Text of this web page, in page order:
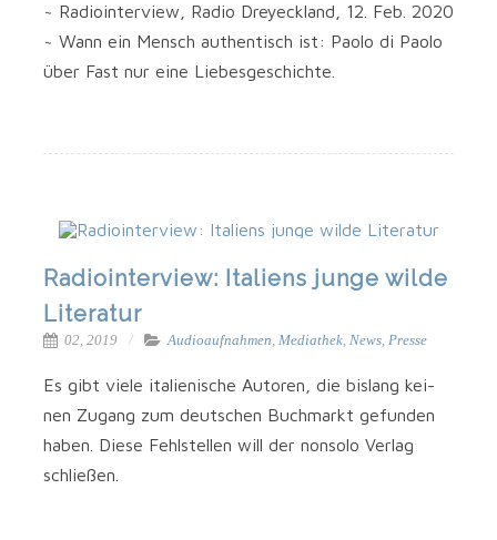
~ Radio­in­ter­view, Radio Dreyeck­land, 12. Feb. 2020
~ Wann ein Mensch authen­tisch ist: Pao­lo di Pao­lo
über Fast nur eine Liebesgeschichte.
Radiointerview: Italiens junge wilde
Literatur
02, 2019 Audioaufnahmen, Mediathek, News, Presse
Es gibt vie­le ita­lie­ni­sche Autoren, die bis­lang kei­
nen Zugang zum deut­schen Buch­markt gefun­den
haben. Die­se Fehl­stel­len will der non­so­lo Ver­lag
schließen.